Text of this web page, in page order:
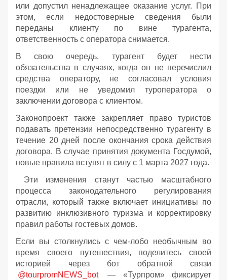
или допустил ненадлежащее оказание услуг. При
этом, если недостоверные сведения были
переданы клиенту по вине турагента,
ответственность с оператора снимается.
В свою очередь, турагент будет нести
обязательства в случаях, когда он не перечислил
средства оператору, не согласовал условия
поездки или не уведомил туроператора о
заключении договора с клиентом.
Законопроект также закрепляет право туристов
подавать претензии непосредственно турагенту в
течение 20 дней после окончания срока действия
договора. В случае принятия документа Госдумой,
новые правила вступят в силу с 1 марта 2027 года.
Эти изменения станут частью масштабного
процесса законодательного регулирования
отрасли, который также включает инициативы по
развитию инклюзивного туризма и корректировку
правил работы гостевых домов.
Если вы столкнулись с чем-лобо необычным во
время своего путешествия, поделитесь своей
историей через бот обратной связи
@tourpromNEWS_bot
— «Турпром» фиксирует